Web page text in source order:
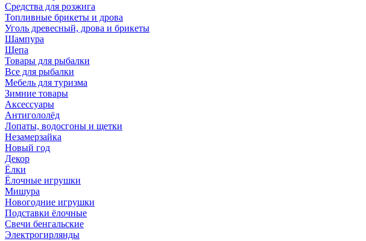
Средства для розжига
Топливные брикеты и дрова
Уголь древесный, дрова и брикеты
Шампура
Щепа
Товары для рыбалки
Все для рыбалки
Мебель для туризма
Зимние товары
Аксессуары
Антигололёд
Лопаты, водосгоны и щетки
Незамерзайка
Новый год
Декор
Ёлки
Ёлочные игрушки
Мишура
Новогодние игрушки
Подставки ёлочные
Свечи бенгальские
Электрогирлянды